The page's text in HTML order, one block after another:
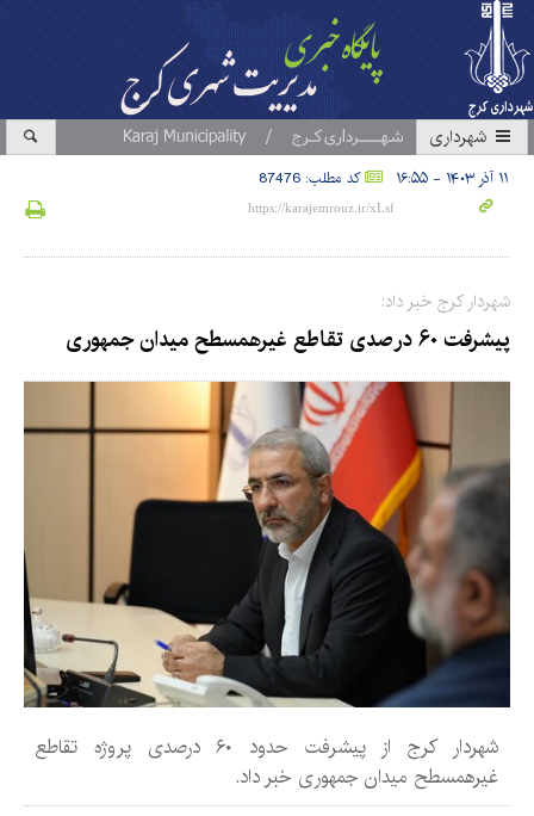
شهرداری
۱۱ آذر ۱۴۰۳ - ۱۶:۵۵ کد مطلب: 87476
شهردار کرج خبر داد:
پیشرفت ۶۰ درصدی تقاطع غیرهمسطح میدان جمهوری
شهردار کرج از پیشرفت حدود ۶۰ درصدی پروژه تقاطع
غیرهمسطح میدان جمهوری خبر داد.